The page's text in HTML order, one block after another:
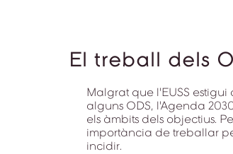
El treball dels
Malgrat que l'EUSS
alguns ODS, l'Agenda
els àmbits dels objectius.
importància de treballar
incidir.